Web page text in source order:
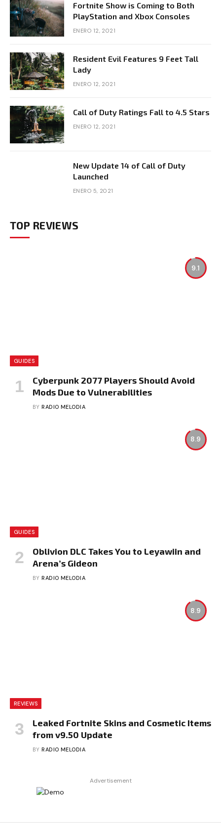
Fortnite Show is Coming to Both
PlayStation and Xbox Consoles
ENERO 12, 2021
Resident Evil Features 9 Feet Tall
Lady
ENERO 12, 2021
Call of Duty Ratings Fall to 4.5 Stars
ENERO 12, 2021
New Update 14 of Call of Duty
Launched
ENERO 5, 2021
TOP REVIEWS
9.1
GUIDES
Cyberpunk 2077 Players Should Avoid
Mods Due to Vulnerabilities
BY RADIO MELODIA
8.9
GUIDES
Oblivion DLC Takes You to Leyawiin and
Arena’s Gideon
BY RADIO MELODIA
8.9
REVIEWS
Leaked Fortnite Skins and Cosmetic Items
from v9.50 Update
BY RADIO MELODIA
Advertisement